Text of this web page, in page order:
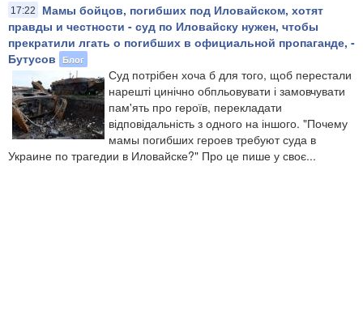
17:22
Мамы бойцов, погибших под Иловайском, хотят
правды и честности - суд по Иловайску нужен, чтобы
прекратили лгать о погибших в официальной пропаганде, -
Бутусов
Блог
Суд потрібен хоча б для того, щоб перестали
нарешті цинічно обпльовувати і замовчувати
пам'ять про героїв, перекладати
відповідальність з одного на іншого. "Почему
мамы погибших героев требуют суда в
Украине по трагедии в Иловайске?" Про це пише у своє...